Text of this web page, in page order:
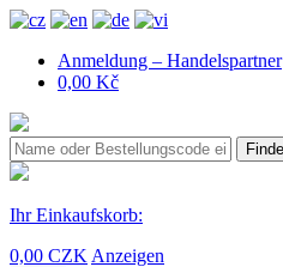
Anmeldung – Handelspartner
0,00 Kč
Ihr Einkaufskorb:
0,00 CZK Anzeigen